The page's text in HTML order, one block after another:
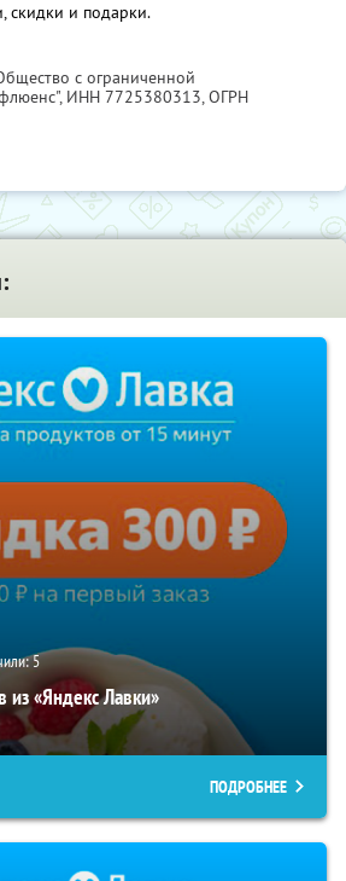
скидки и подарки.
с ограниченной
ИНН 7725380313, ОГРН
5
из «Яндекс Лавки»
ПОДРОБНЕЕ